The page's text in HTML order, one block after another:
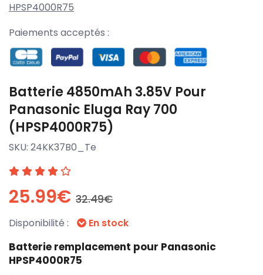
HPSP4000R75
Paiements acceptés :
Batterie 4850mAh 3.85V Pour
Panasonic Eluga Ray 700
(HPSP4000R75)
SKU: 24KK37B0_Te
25.99€ 32.49€
Disponibilité : En stock
Batterie remplacement pour Panasonic
HPSP4000R75